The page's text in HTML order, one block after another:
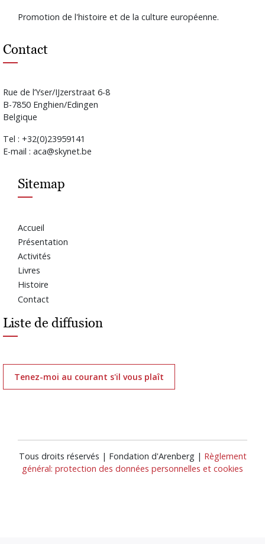
Promotion de l'histoire et de la culture européenne.
Contact
Rue de l’Yser/IJzerstraat 6-8
B-7850 Enghien/Edingen
Belgique
Tel : +32(0)23959141
E-mail : aca@skynet.be
Sitemap
Accueil
Présentation
Activités
Livres
Histoire
Contact
Liste de diffusion
Tenez-moi au courant s'il vous plaît
Tous droits réservés | Fondation d'Arenberg | Règlement
général: protection des données personnelles et cookies